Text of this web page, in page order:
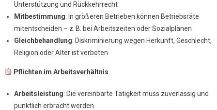
Unterstützung und Rückkehrrecht
Mitbestimmung: In größeren Betrieben können Betriebsräte
mitentscheiden – z. B. bei Arbeitszeiten oder Sozialplänen
Gleichbehandlung: Diskriminierung wegen Herkunft, Geschlecht,
Religion oder Alter ist verboten
Pflichten im Arbeitsverhältnis
Arbeitsleistung: Die vereinbarte Tätigkeit muss zuverlässig und
pünktlich erbracht werden